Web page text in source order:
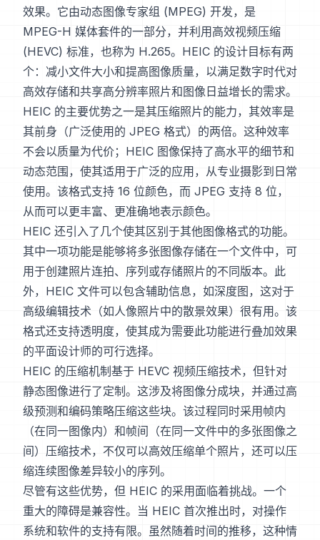
效果。它由动态图像专家组 (MPEG) 开发，是
MPEG-H 媒体套件的一部分，并利用高效视频压缩
(HEVC) 标准，也称为 H.265。HEIC 的设计目标有两
个：减小文件大小和提高图像质量，以满足数字时代对
高效存储和共享高分辨率照片和图像日益增长的需求。
HEIC 的主要优势之一是其压缩照片的能力，其效率是
其前身（广泛使用的 JPEG 格式）的两倍。这种效率
不会以质量为代价；HEIC 图像保持了高水平的细节和
动态范围，使其适用于广泛的应用，从专业摄影到日常
使用。该格式支持 16 位颜色，而 JPEG 支持 8 位，
从而可以更丰富、更准确地表示颜色。
HEIC 还引入了几个使其区别于其他图像格式的功能。
其中一项功能是能够将多张图像存储在一个文件中，可
用于创建照片连拍、序列或存储照片的不同版本。此
外，HEIC 文件可以包含辅助信息，如深度图，这对于
高级编辑技术（如人像照片中的散景效果）很有用。该
格式还支持透明度，使其成为需要此功能进行叠加效果
的平面设计师的可行选择。
HEIC 的压缩机制基于 HEVC 视频压缩技术，但针对
静态图像进行了定制。这涉及将图像分成块，并通过高
级预测和编码策略压缩这些块。该过程同时采用帧内
（在同一图像内）和帧间（在同一文件中的多张图像之
间）压缩技术，不仅可以高效压缩单个照片，还可以压
缩连续图像差异较小的序列。
尽管有这些优势，但 HEIC 的采用面临着挑战。一个
重大的障碍是兼容性。当 HEIC 首次推出时，对操作
系统和软件的支持有限。虽然随着时间的推移，这种情